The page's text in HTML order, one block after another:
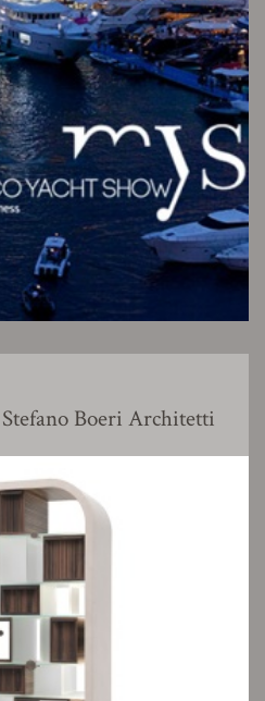
Boeri Architetti